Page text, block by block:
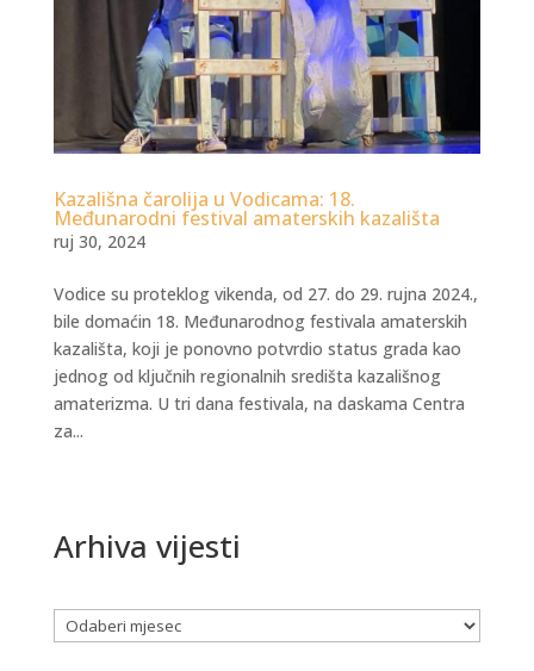
Kazališna čarolija u Vodicama: 18.
Međunarodni festival amaterskih kazališta
ruj 30, 2024
Vodice su proteklog vikenda, od 27. do 29. rujna 2024.,
bile domaćin 18. Međunarodnog festivala amaterskih
kazališta, koji je ponovno potvrdio status grada kao
jednog od ključnih regionalnih središta kazališnog
amaterizma. U tri dana festivala, na daskama Centra
za...
Arhiva vijesti
Arhiva